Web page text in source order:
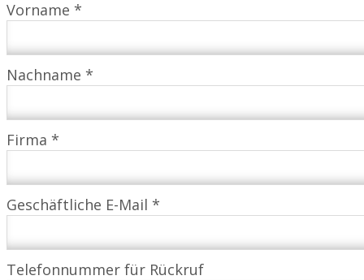
Vorname *
Nachname *
Firma *
Geschäftliche E-Mail *
Telefonnummer für Rückruf